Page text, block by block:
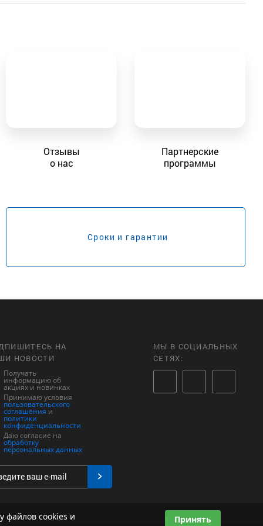
Отзывы
о нас
Партнерские
программы
Сроки и гарантии
НА
НОВОСТИ
Получать
информацию об
акциях и новинках
Принимаю условия
пользовательского
соглашения и
политики
конфиденциальности
Даю согласие на
обработку
персональных данных
МЫ В СОЦИАЛЬНЫХ
СЕТЯХ:
файлов cookies и
Принять